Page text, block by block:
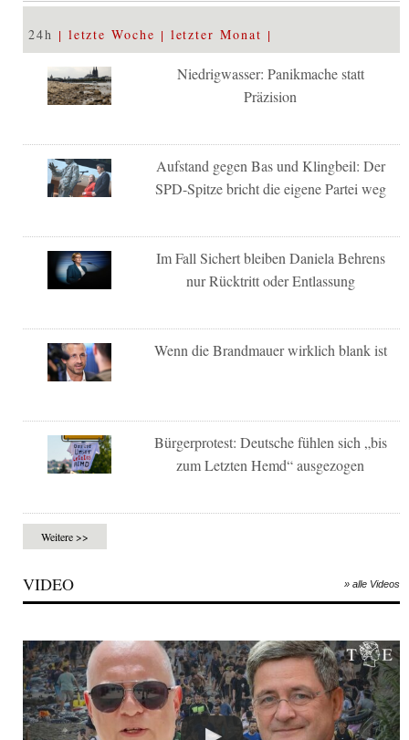
24h letzte Woche letzter Monat
Niedrigwasser: Panikmache statt
Präzision
Aufstand gegen Bas und Klingbeil: Der
SPD-Spitze bricht die eigene Partei weg
Im Fall Sichert bleiben Daniela Behrens
nur Rücktritt oder Entlassung
Wenn die Brandmauer wirklich blank ist
Bürgerprotest: Deutsche fühlen sich „bis
zum Letzten Hemd“ ausgezogen
Weitere >>
VIDEO » alle Videos